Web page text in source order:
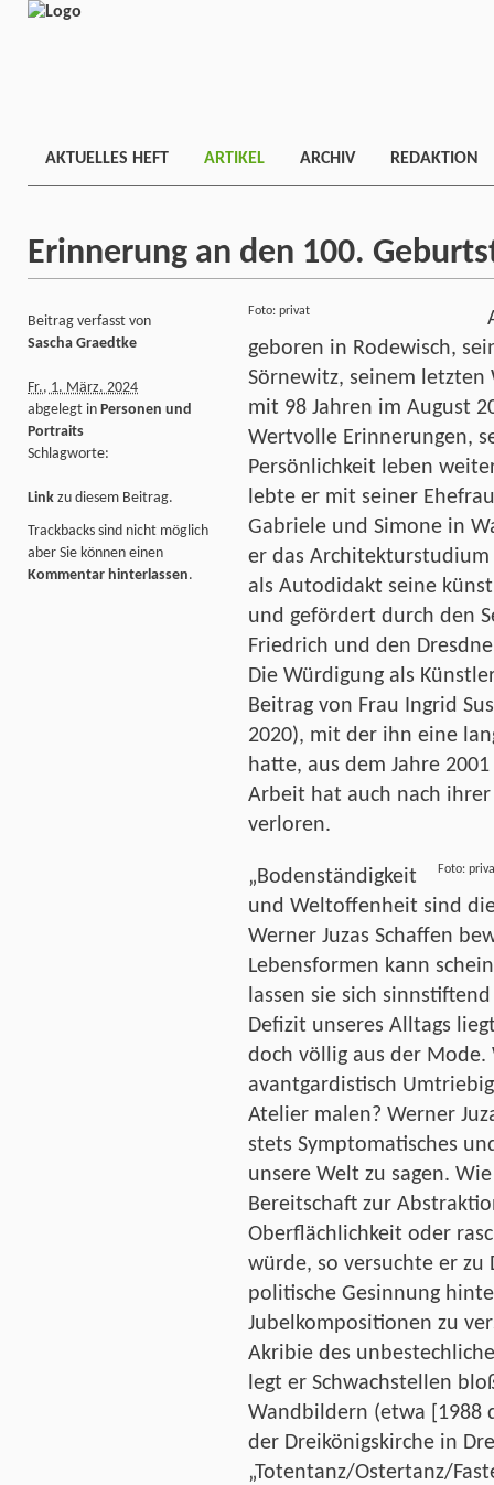
AKTUELLES HEFT ARTIKEL ARCHIV REDAKTION
Erinnerung an den 100.
Foto: privat
geboren in Rodewisch,
Sörnewitz, seinem
mit 98 Jahren im August
Wertvolle Erinnerungen,
Persönlichkeit leben
lebte er mit seiner
Gabriele und Simone in
er das
als Autodidakt seine
und gefördert durch den
Friedrich und den
Die Würdigung als
Beitrag von Frau Ingrid
2020), mit der ihn eine
hatte, aus dem Jahre
Arbeit hat auch nach
verloren.
Foto:
„Bodenständigkeit
und Weltoffenheit sind
Werner Juzas Schaffen
Lebensformen kann
lassen sie sich
Defizit unseres Alltags
doch völlig aus der
avantgardistisch
Atelier malen? Werner
stets Symptomatisches
unsere Welt zu sagen.
Bereitschaft zur
Oberflächlichkeit oder
würde, so versuchte er zu
politische Gesinnung
Jubelkompositionen zu
Akribie des
legt er Schwachstellen
Wandbildern (etwa [1988
der Dreikönigskirche in
„Totentanz/Ostertanz/
Beitrag verfasst von
Sascha Graedtke
Fr., 1. März. 2024
abgelegt in Personen und
Portraits
Schlagworte:
Link zu diesem Beitrag.
Trackbacks sind nicht möglich
aber Sie können einen
Kommentar hinterlassen.